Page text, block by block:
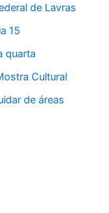
de Lavras
15
quarta
Cultural
de áreas